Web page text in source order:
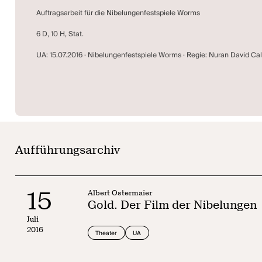
Auftragsarbeit für die Nibelungenfestspiele Worms
6 D, 10 H, Stat.
UA: 15.07.2016 · Nibelungenfestspiele Worms · Regie: Nuran David
Aufführungsarchiv
15
Juli
2016
Albert Ostermaier
Gold. Der Film der Nibelungen
Theater UA